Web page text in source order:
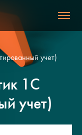
учет)
1С
учет)